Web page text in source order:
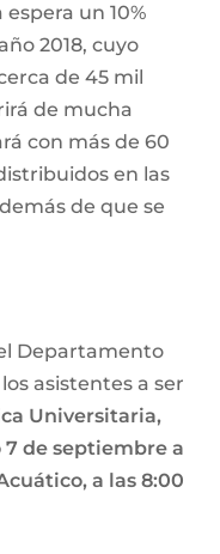
un 10%
2018, cuyo
de 45 mil
de mucha
con más de 60
en las
de que se
Departamento
asistentes a ser
Universitaria,
7 de septiembre a
a las 8:00